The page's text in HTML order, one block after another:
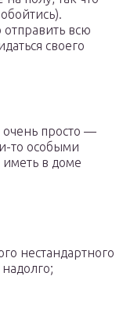
всю
своего
очень просто —
то особыми
в доме
нестандартного